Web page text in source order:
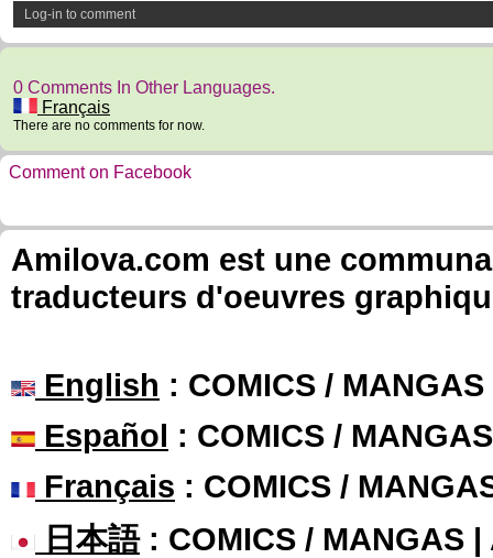
Log-in to comment
0 Comments In Other Languages.
Français
There are no comments for now.
Comment on Facebook
Amilova.com est une
traducteurs d'oeuvres
English : COMICS /
Español : COMICS /
Français : COMICS /
日本語: COMICS / MANGAS |